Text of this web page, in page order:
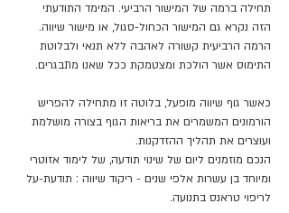
תחילה ברמה של המישור הרביעי. המימד התודעתי
הזה נקרא גם המישור הכחול-סגול, או מישור שיווה.
הרמה הרביעית קשורה לאהבה ללא תנאי ולבלוטת
התימוס אשר הולכת ומצטמקת ככל שאנו מתבגרים.
כאשר גוף שיווה מופעל, בלוטה זו מתחילה להפריש
הורמונים המשמרים את בריאות הגוף בצורה מושלמת
ועוצרים את תהליך ההזדקנות.
הנכם מוזמנים ליום של שינוי תודעה, של לימוד אזוטרי
ומיוחד בן עשרות אלפי שנים - ריקוד שיווה : תודעת-על
לריפוי טראנס בתנועה.